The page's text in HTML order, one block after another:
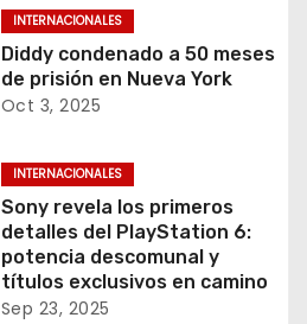
INTERNACIONALES
Diddy condenado a 50 meses
de prisión en Nueva York
Oct 3, 2025
INTERNACIONALES
Sony revela los primeros
detalles del PlayStation 6:
potencia descomunal y
títulos exclusivos en camino
Sep 23, 2025